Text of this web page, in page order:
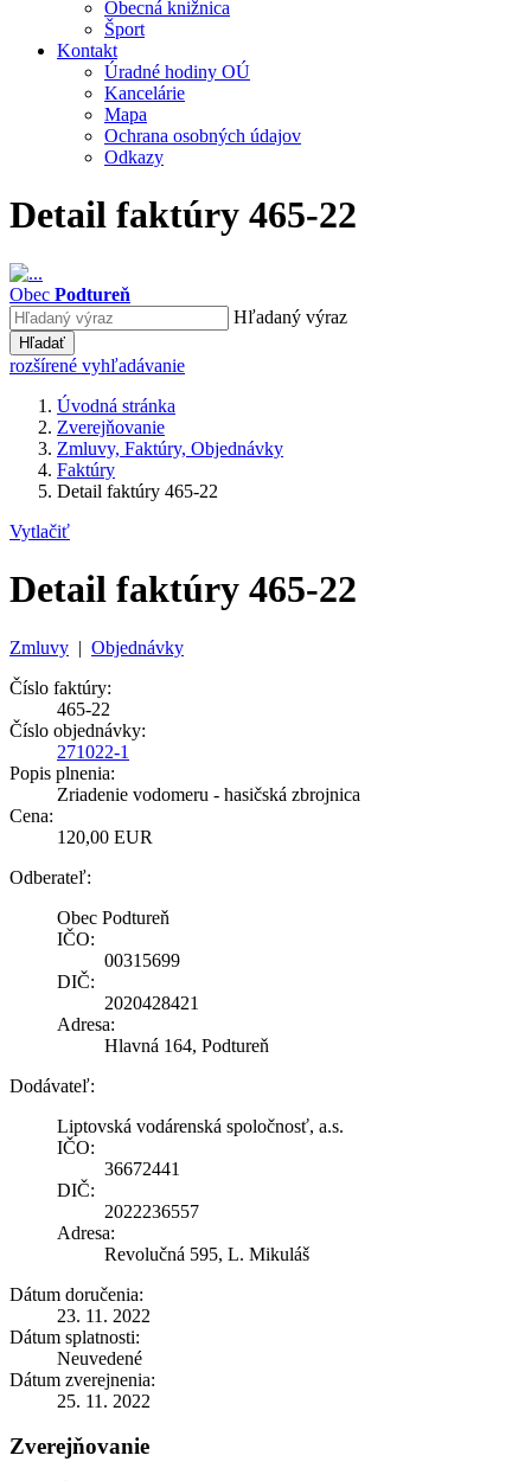
Obecná knižnica
Šport
Kontakt
Úradné hodiny OÚ
Kancelárie
Mapa
Ochrana osobných údajov
Odkazy
Detail faktúry 465-22
Obec Podtureň
Hľadaný výraz
Hľadať
rozšírené vyhľadávanie
Úvodná stránka
Zverejňovanie
Zmluvy, Faktúry, Objednávky
Faktúry
Detail faktúry 465-22
Vytlačiť
Detail faktúry 465-22
Zmluvy | Objednávky
Číslo faktúry:
465-22
Číslo objednávky:
271022-1
Popis plnenia:
Zriadenie vodomeru - hasičská zbrojnica
Cena:
120,00 EUR
Odberateľ:
Obec Podtureň
IČO:
00315699
DIČ:
2020428421
Adresa:
Hlavná 164, Podtureň
Dodávateľ:
Liptovská vodárenská spoločnosť, a.s.
IČO:
36672441
DIČ:
2022236557
Adresa:
Revolučná 595, L. Mikuláš
Dátum doručenia:
23. 11. 2022
Dátum splatnosti:
Neuvedené
Dátum zverejnenia:
25. 11. 2022
Zverejňovanie